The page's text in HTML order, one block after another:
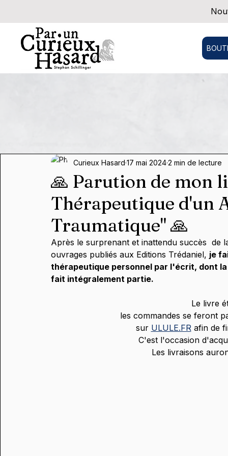
🙏 Parution de mon
Thérapeutique d'un
Traumatique" 🙏
Curieux Hasard 17 mai 20242 min de lecture
Après le surprenant et inattendu succès  de
ouvrages publiés aux Editions Trédaniel, je
thérapeutique personnel par l'écrit, dont
fait intégralement partie.
Le livre
les commandes se feront
sur ULULE.FR afin de
C'est l'occasion
Les livraisons